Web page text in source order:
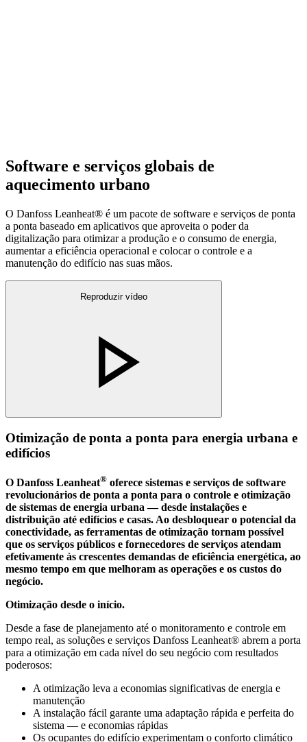
Software e serviços globais de
aquecimento urbano
O Danfoss Leanheat® é um pacote de software e serviços de ponta
a ponta baseado em aplicativos que aproveita o poder da
digitalização para otimizar a produção e o consumo de energia,
aumentar a eficiência operacional e colocar o controle e a
manutenção do edifício nas suas mãos.
Reproduzir vídeo
Otimização de ponta a ponta para energia urbana e
edifícios
O Danfoss Leanheat® oferece sistemas e serviços de software
revolucionários de ponta a ponta para o controle e otimização
de sistemas de energia urbana — desde instalações e
distribuição até edifícios e casas. Ao desbloquear o potencial da
conectividade, as ferramentas de otimização tornam possível
que os serviços públicos e fornecedores de serviços atendam
efetivamente às crescentes demandas de eficiência energética, ao
mesmo tempo em que melhoram as operações e os custos do
negócio.
Otimização desde o início.
Desde a fase de planejamento até o monitoramento e controle em
tempo real, as soluções e serviços Danfoss Leanheat® abrem a porta
para a otimização em cada nível do seu negócio com resultados
poderosos:
A otimização leva a economias significativas de energia e
manutenção
A instalação fácil garante uma adaptação rápida e perfeita do
sistema — e economias rápidas
Os ocupantes do edifício experimentam o conforto climático